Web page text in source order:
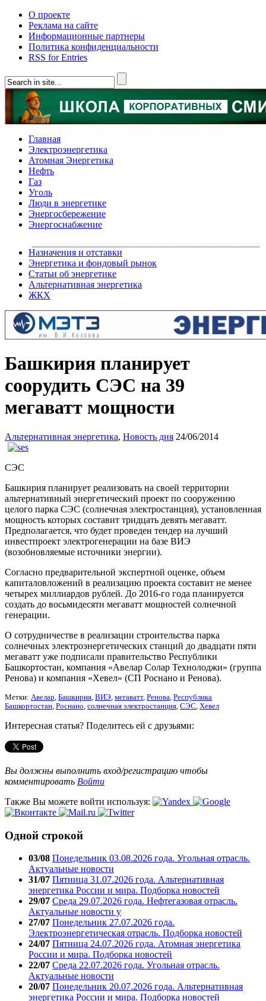
О проекте
Реклама на сайте
Информационные партнеры
Политика конфиденциальности
RSS for Entries
Главная
Электроэнергетика
Атомная Энергетика
Нефть
Газ
Уголь
Люди в энергетике
Энергосбережение
Энергоснабжение
Назначения и отставки
Энергетика и фондовый рынок
Статьи об энергетике
Альтернативная энергетика
ЖКХ
Башкирия планирует
соорудить СЭС на 39
мегаватт мощности
Альтернативная энергетика, Новость дня 24/06/2014
СЭС
Башкирия планирует реализовать на своей территории
альтернативный энергетический проект по сооружению
целого парка СЭС (солнечная электростанция), установленная
мощность которых составит тридцать девять мегаватт.
Предполагается, что будет проведен тендер на лучший
инвестпроект электрогенерации на базе ВИЭ
(возобновляемые источники энергии).
Согласно предварительной экспертной оценке, объем
капиталовложений в реализацию проекта составит не менее
четырех миллиардов рублей. До 2016-го года планируется
создать до восьмидесяти мегаватт мощностей солнечной
генерации.
О сотрудничестве в реализации строительства парка
солнечных электроэнергетических станций до двадцати пяти
мегаватт уже подписали правительство Республики
Башкортостан, компания «Авелар Солар Технолоджи» (группа
Ренова) и компания «Хевел» (СП Роснано и Ренова).
Метки: Авелар, Башкирия, ВИЭ, мегаватт, Ренова, Республика
Башкортостан, Роснано, солнечная электростанция, СЭС, Хевел
Интересная статья? Поделитесь ей с друзьями:
Вы должны выполнить вход/регистрацию чтобы
комментировать Войти
Также Вы можете войти используя:
Одной строкой
03/08 Понедельник 03.08.2026 года. Угольная отрасль.
Актуальные новости
31/07 Пятница 31.07.2026 года. Альтернативная
энергетика России и мира. Подборка новостей
29/07 Среда 29.07.2026 года. Нефтегазовая отрасль.
Актуальные новости у
27/07 Понедельник 27.07.2026 года.
Электроэнергетическая отрасль. Подборка новостей
24/07 Пятница 24.07.2026 года. Атомная энергетика
России и мира. Подборка новостей
22/07 Среда 22.07.2026 года. Угольная отрасль.
Актуальные новости
20/07 Понедельник 20.07.2026 года. Альтернативная
энергетика России и мира. Подборка новостей